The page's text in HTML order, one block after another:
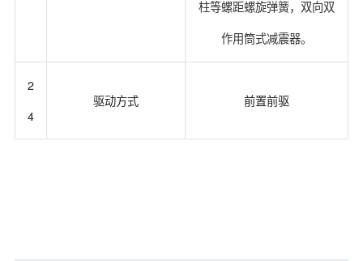
柱等螺距螺旋弹簧，双向双
作用筒式减震器。
2
4
驱动方式 前置前驱